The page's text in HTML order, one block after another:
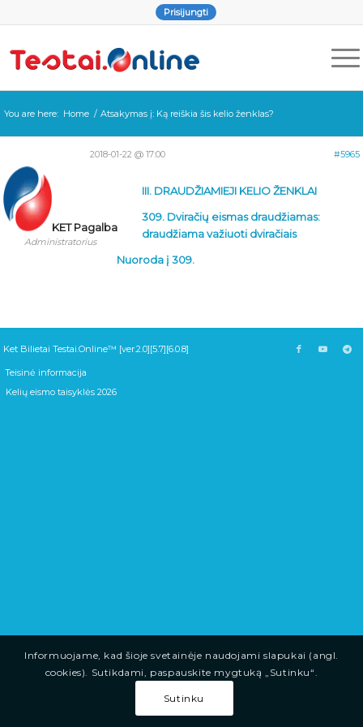
Prisijungti
You are here: Home / Atsakymas į: Ką reiškia šis kelio ženklas?
2018-01-22 @ 17:00 #5965
KET Pagalba
Administratorius
III. DRAUDŽIAMIEJI KELIO ŽENKLAI
309. Dviračių eismas draudžiamas:
draudžiama važiuoti dviračiais
Nuoroda į 309.
Ket Bilietai Testai.Online™ [ver.2.0][5.7][6.0.8]
Teisinė informacija
Kelių eismo taisyklės 2026
Informuojame, kad šioje svetainėje naudojami slapukai (angl.
cookies). Sutikdami, paspauskite mygtuką „Sutinku“.
Sutinku